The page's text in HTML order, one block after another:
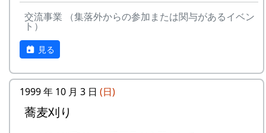
稲刈りの日、田んぼでオリジナル曲を披露・演奏
する棚田コンサート。
17
棚⽥のステージへ アンジェラ
2000年 加美町〜棚⽥の秋〜 穫れたての
交流事業 （集落外からの参加または関与があるイベン
ト）
見る
1999 年 10 月 3 日 (日)
蕎麦刈り